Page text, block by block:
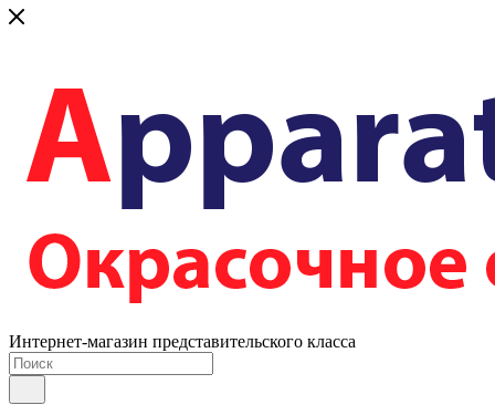
Интернет-магазин представительского класса